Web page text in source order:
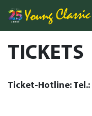
TICKETS
Ticket-Hotline: Tel.: